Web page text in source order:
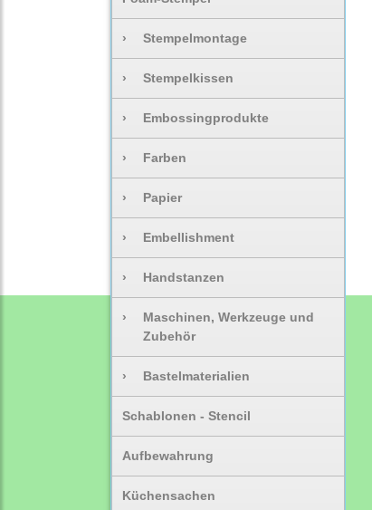
› Stempelmontage
› Stempelkissen
› Embossingprodukte
› Farben
› Papier
› Embellishment
› Handstanzen
›
Maschinen, Werkzeuge und
Zubehör
› Bastelmaterialien
Schablonen - Stencil
Aufbewahrung
Küchensachen